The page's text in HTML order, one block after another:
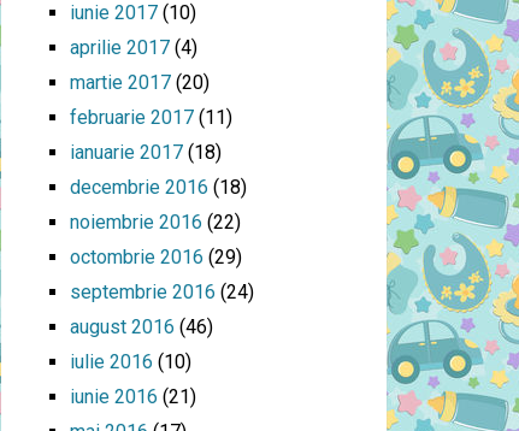
iunie 2017 (10)
aprilie 2017 (4)
martie 2017 (20)
februarie 2017 (11)
ianuarie 2017 (18)
decembrie 2016 (18)
noiembrie 2016 (22)
octombrie 2016 (29)
septembrie 2016 (24)
august 2016 (46)
iulie 2016 (10)
iunie 2016 (21)